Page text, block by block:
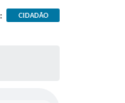
CIDADÃO